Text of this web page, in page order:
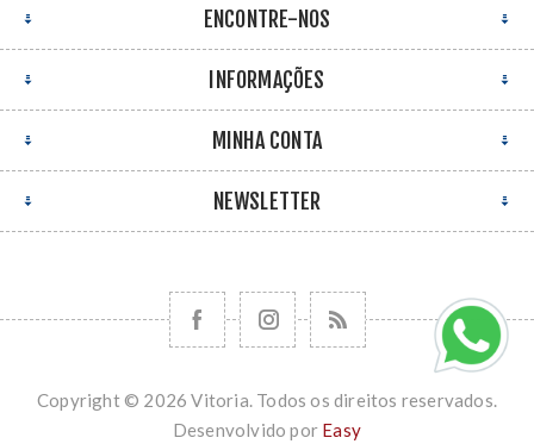
ENCONTRE-NOS
INFORMAÇÕES
MINHA CONTA
NEWSLETTER
Copyright © 2026 Vitoria. Todos os direitos reservados.
Desenvolvido por Easy